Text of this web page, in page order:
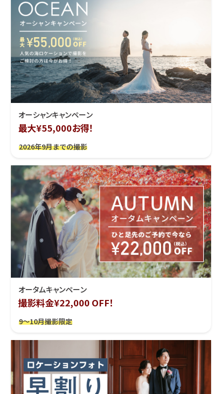
オーシャンキャンペーン
最大¥55,000お得！
2026年9月までの撮影
オータムキャンペーン
撮影料金¥22,000 OFF！
9～10月撮影限定